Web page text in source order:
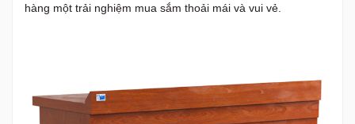
hàng một trải nghiệm mua sắm thoải mái và vui vẻ.